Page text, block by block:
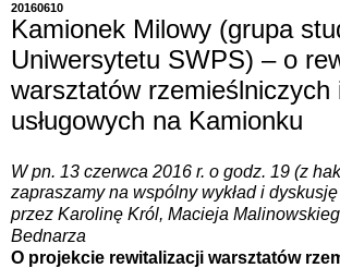
20160610
Kamionek Milowy (grupa
Uniwersytetu SWPS) – o
warsztatów rzemieślniczych
usługowych na Kamionku
W pn. 13 czerwca 2016 r. o godz. 19 (z
zapraszamy na wspólny wykład i
przez Karolinę Król, Macieja
Bednarza
O projekcie rewitalizacji warsztatów